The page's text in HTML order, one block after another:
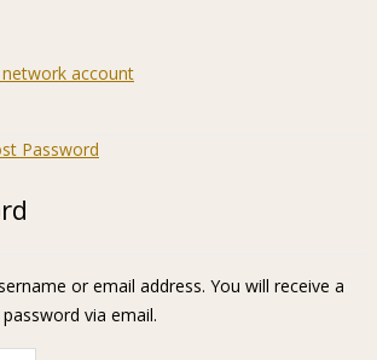
account
Password
or email address. You will receive a
via email.